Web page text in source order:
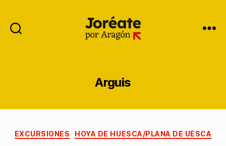
Arguis
EXCURSIONES HOYA DE HUESCA/PLANA DE UESCA